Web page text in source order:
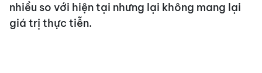
nhiều so với hiện tại nhưng lại không mang lại
giá trị thực tiễn.